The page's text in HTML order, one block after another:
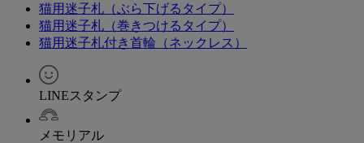
猫用迷子札（ぶら下げるタイプ）
猫用迷子札（巻きつけるタイプ）
猫用迷子札付き首輪（ネックレス）
LINEスタンプ
メモリアル